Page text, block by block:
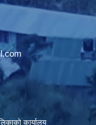
कार्यालय